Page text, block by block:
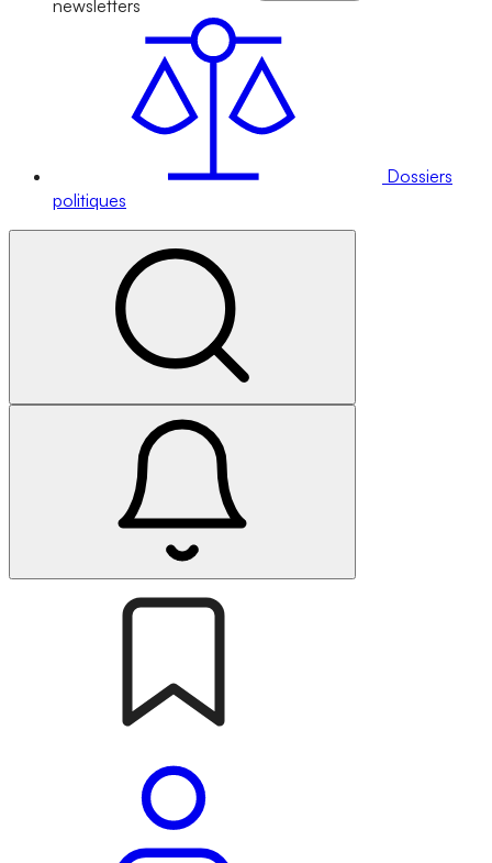
newsletters
Dossiers
politiques